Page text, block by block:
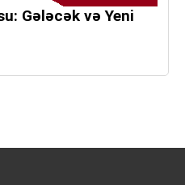
Gələcək və Yeni